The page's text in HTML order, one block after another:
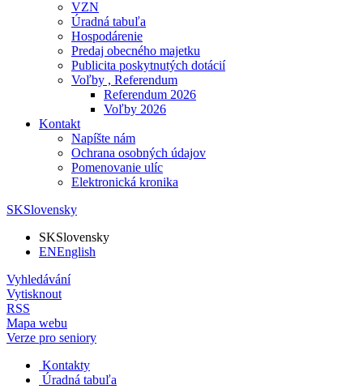
VZN
Úradná tabuľa
Hospodárenie
Predaj obecného majetku
Publicita poskytnutých dotácií
Voľby , Referendum
Referendum 2026
Voľby 2026
Kontakt
Napíšte nám
Ochrana osobných údajov
Pomenovanie ulíc
Elektronická kronika
SKSlovensky
SKSlovensky
ENEnglish
Vyhledávání
Vytisknout
RSS
Mapa webu
Verze pro seniory
Kontakty
Úradná tabuľa